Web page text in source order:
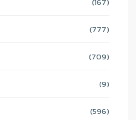
(777)
(709)
(9)
(596)